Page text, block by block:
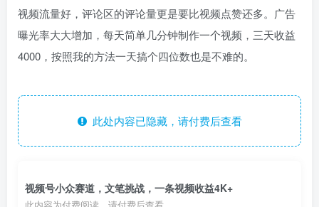
视频流量好，评论区的评论量更是要比视频点赞还多。广告
曝光率大大增加，每天简单几分钟制作一个视频，三天收益
4000，按照我的方法一天搞个四位数也是不难的。
此处内容已隐藏，请付费后查看
视频号小众赛道，文笔挑战，一条视频收益4K+